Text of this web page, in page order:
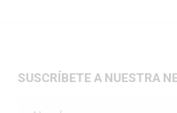
SUSCRÍBETE A NUESTRA